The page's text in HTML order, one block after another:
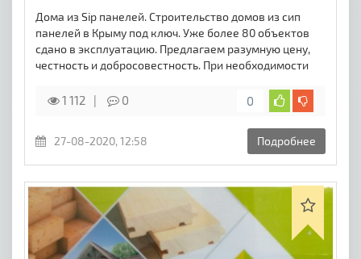
Дома из Sip панелей. Строительство домов из сип
панелей в Крыму под ключ. Уже более 80 объектов
сдано в эксплуатацию. Предлагаем разумную цену,
честность и добросовестность. При необходимости
1 112 0 0
27-08-2020, 12:58 Подробнее